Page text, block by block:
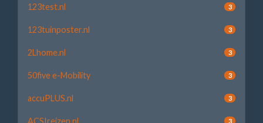
123test.nl 3
123tuinposter.nl 3
2Lhome.nl 3
50five e-Mobility 3
accuPLUS.nl 3
3